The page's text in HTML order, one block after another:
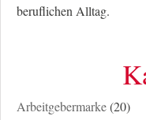
beruflichen Alltag.
Arbeitgebermarke(20)